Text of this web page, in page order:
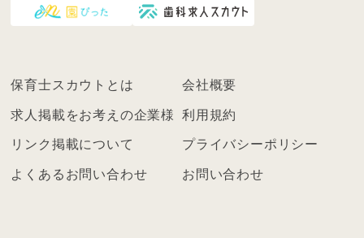
ン保育士スカウトとは 会社概要
求人掲載をお考えの企業様 利用規約
リンク掲載について プライバシーポリシー
よくあるお問い合わせ お問い合わせ